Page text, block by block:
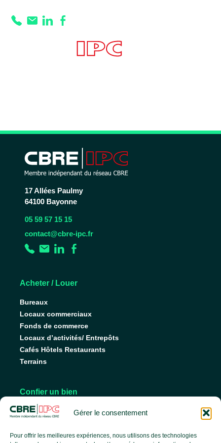
Gérer le consentement
Pour offrir les meilleures expériences, nous utilisons des technologies
Prestation :
Système ventouse
17 Allées Paulmy
64100 Bayonne
05 59 57 15 15
contact@cbre-ipc.fr
Acheter / Louer
Bureaux
Locaux commerciaux
Fonds de commerce
Locaux d’activités/ Entrepôts
Cafés Hôtels Restaurants
Terrains
Confier un bien
Nos conseils pour vendre
Faire gérer son bien